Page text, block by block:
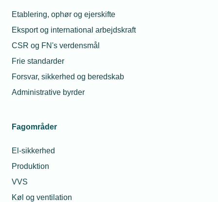
Etablering, ophør og ejerskifte
Eksport og international arbejdskraft
CSR og FN's verdensmål
Frie standarder
Forsvar, sikkerhed og beredskab
Administrative byrder
Fagområder
El-sikkerhed
Produktion
VVS
Køl og ventilation
15. apr. 2020
Lærlinge kan vende tilbage til skolen